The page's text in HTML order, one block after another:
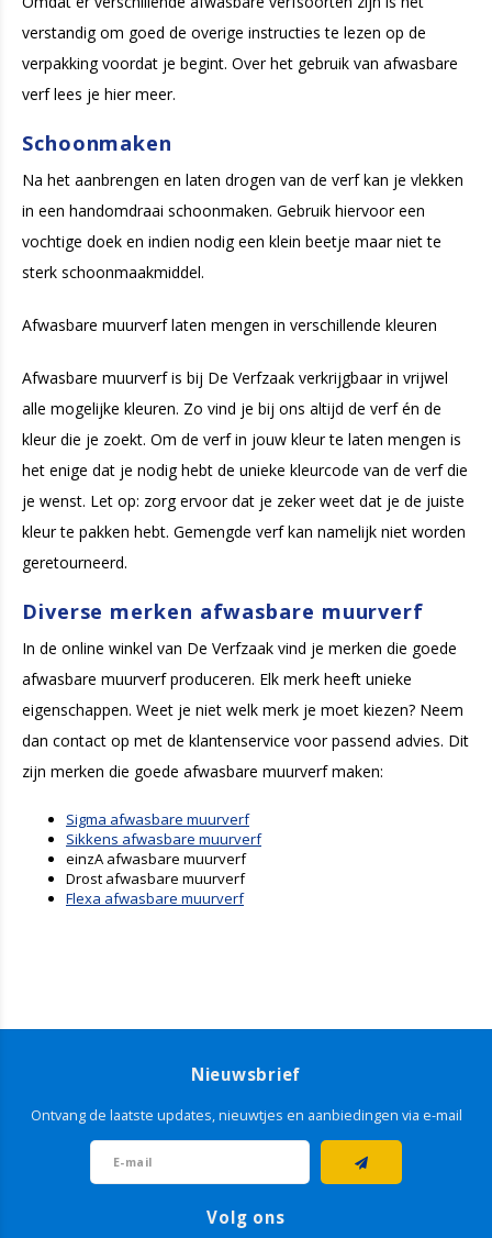
verstandig om goed de overige instructies te lezen op de
verpakking voordat je begint. Over het gebruik van afwasbare
verf lees je hier meer.
Schoonmaken
Na het aanbrengen en laten drogen van de verf kan je vlekken
in een handomdraai schoonmaken. Gebruik hiervoor een
vochtige doek en indien nodig een klein beetje maar niet te
sterk schoonmaakmiddel.
Afwasbare muurverf laten mengen in verschillende kleuren
Afwasbare muurverf is bij De Verfzaak verkrijgbaar in vrijwel
alle mogelijke kleuren. Zo vind je bij ons altijd de verf én de
kleur die je zoekt. Om de verf in jouw kleur te laten mengen is
het enige dat je nodig hebt de unieke kleurcode van de verf die
je wenst. Let op: zorg ervoor dat je zeker weet dat je de juiste
kleur te pakken hebt. Gemengde verf kan namelijk niet worden
geretourneerd.
Diverse merken afwasbare muurverf
In de online winkel van De Verfzaak vind je merken die goede
afwasbare muurverf produceren. Elk merk heeft unieke
eigenschappen. Weet je niet welk merk je moet kiezen? Neem
dan contact op met de klantenservice voor passend advies. Dit
zijn merken die goede afwasbare muurverf maken:
Sigma afwasbare muurverf
Sikkens afwasbare muurverf
einzA afwasbare muurverf
Drost afwasbare muurverf
Flexa afwasbare muurverf
Nieuwsbrief
Ontvang de laatste updates, nieuwtjes en aanbiedingen via e-mail
Volg ons